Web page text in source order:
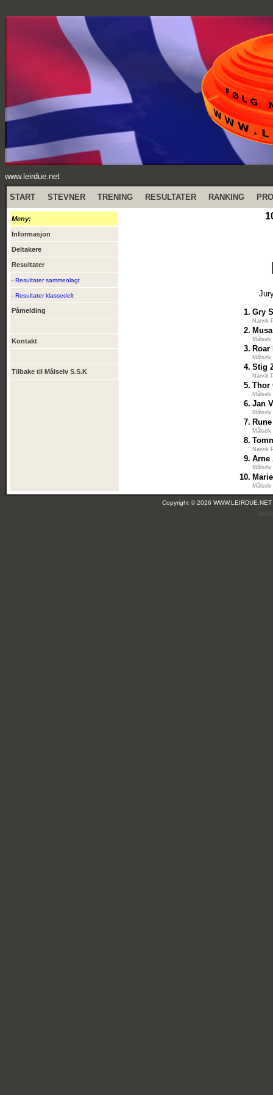
www.leirdue.net
START STEVNER TRENING RESULTATER RANKING
Meny:
Informasjon
Deltakere
Resultater
- Resultater sammenlagt
- Resultater klassedelt
Påmelding
Kontakt
Tilbake til Målselv S.S.K
1. Gry
Narvik
2.
3.
4. Stig
Narvik
5. Thor
6. Jan
7.
8.
Narvik
9. Arne
10.
Copyright © 2026